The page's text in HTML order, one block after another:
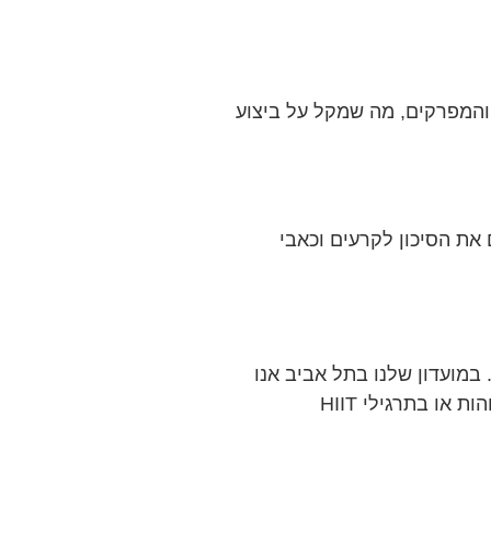
מה שמקל על ביצוע
הסיכון לקרעים וכאבי
שלנו בתל אביב אנו
רואים את זה בכל יום – מתאמנים שמקפידים על מתיחות חווים שיפור ממשי בביצועים, בין אם מדובר בהרמות משקל גבוהות או בתרגילי HIIT